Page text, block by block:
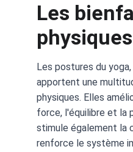
Les
Les postures du
apportent une
physiques. Elles
force, l'équilibre et la
stimule également la
renforce le système